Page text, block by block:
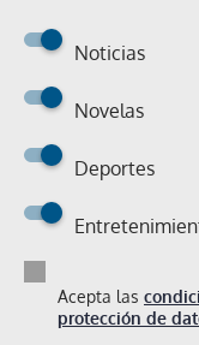
Noticias
Novelas
Deportes
Acepta las
protección de